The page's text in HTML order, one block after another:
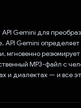
Gemini для
API Gemini
мгновенно
MP3-файл с
и диалектах — и все